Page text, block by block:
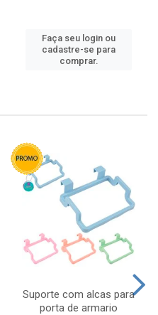
Faça seu login ou
cadastre-se para
comprar.
Suporte com alcas para
porta de armario